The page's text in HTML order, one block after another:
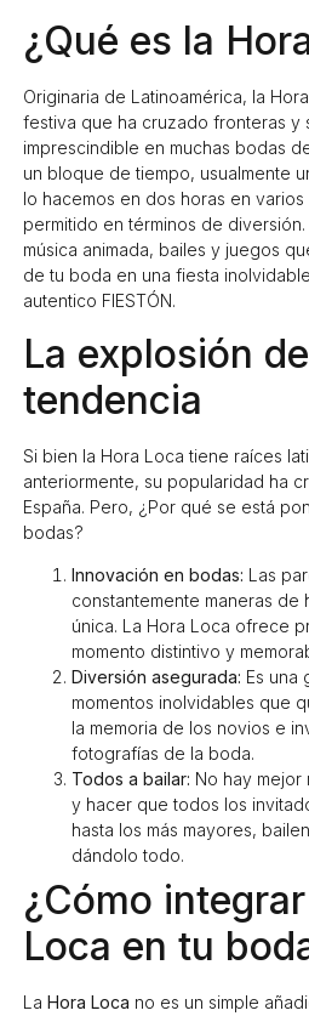
¿Qué es la
Originaria de Latinoamérica, la
festiva que ha cruzado fronteras y
imprescindible en muchas bodas
un bloque de tiempo, usualmente
lo hacemos en dos horas en
permitido en términos de
música animada, bailes y juegos
de tu boda en una fiesta
autentico FIESTÓN.
La explosión
tendencia
Si bien la Hora Loca tiene raíces
anteriormente, su popularidad ha
España. Pero, ¿Por qué se está
bodas?
Innovación en bodas: Las
constantemente maneras de
única. La Hora Loca ofrece
momento distintivo y
Diversión asegurada: Es una
momentos inolvidables que
la memoria de los novios e
fotografías de la boda.
Todos a bailar: No hay mejor
y hacer que todos los
hasta los más mayores,
dándolo todo.
¿Cómo
Loca en tu
La Hora Loca no es un simple